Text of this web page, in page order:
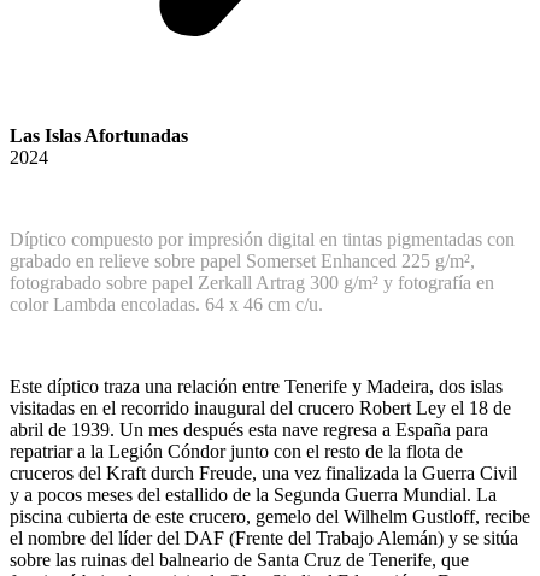
Las Islas Afortunadas
2024
Díptico compuesto por impresión digital en tintas pigmentadas con
grabado en relieve sobre papel Somerset Enhanced 225 g/m²,
fotograbado sobre papel Zerkall Artrag 300 g/m² y fotografía en
color Lambda encoladas. 64 x 46 cm c/u.
Este díptico traza una relación entre Tenerife y Madeira, dos islas
visitadas en el recorrido inaugural del crucero Robert Ley el 18 de
abril de 1939. Un mes después esta nave regresa a España para
repatriar a la Legión Cóndor junto con el resto de la flota de
cruceros del Kraft durch Freude, una vez finalizada la Guerra Civil
y a pocos meses del estallido de la Segunda Guerra Mundial. La
piscina cubierta de este crucero, gemelo del Wilhelm Gustloff, recibe
el nombre del líder del DAF (Frente del Trabajo Alemán) y se sitúa
sobre las ruinas del balneario de Santa Cruz de Tenerife, que